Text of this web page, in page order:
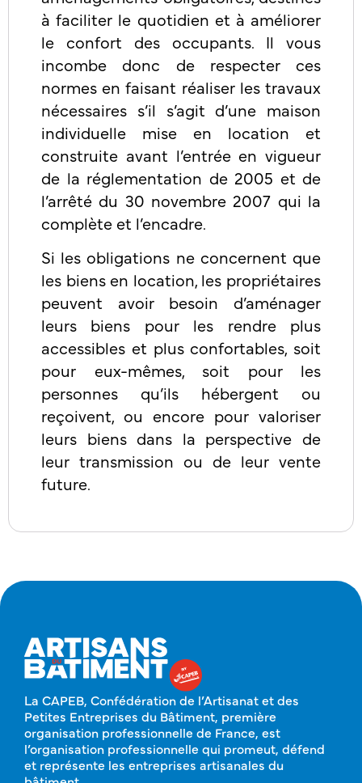
à faciliter le quotidien et à améliorer
le confort des occupants. Il vous
incombe donc de respecter ces
normes en faisant réaliser les travaux
nécessaires s’il s’agit d’une maison
individuelle mise en location et
construite avant l’entrée en vigueur
de la réglementation de 2005 et de
l’arrêté du 30 novembre 2007 qui la
complète et l’encadre.
Si les obligations ne concernent que
les biens en location, les propriétaires
peuvent avoir besoin d’aménager
leurs biens pour les rendre plus
accessibles et plus confortables, soit
pour eux-mêmes, soit pour les
personnes qu’ils hébergent ou
reçoivent, ou encore pour valoriser
leurs biens dans la perspective de
leur transmission ou de leur vente
future.
La CAPEB, Confédération de l’Artisanat et des
Petites Entreprises du Bâtiment, première
organisation professionnelle de France, est
l’organisation professionnelle qui promeut, défend
et représente les entreprises artisanales du